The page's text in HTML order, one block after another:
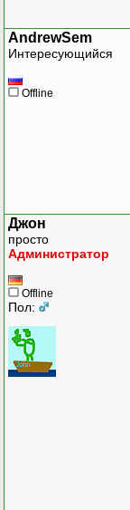
AndrewSem
Интересующийся
Offline
Джон
просто
Администратор
Offline
Пол: